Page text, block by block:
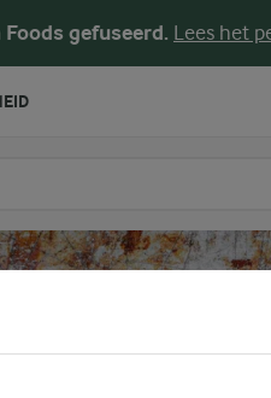
gefuseerd. Lees het